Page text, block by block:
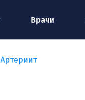
Врачи
Артериит